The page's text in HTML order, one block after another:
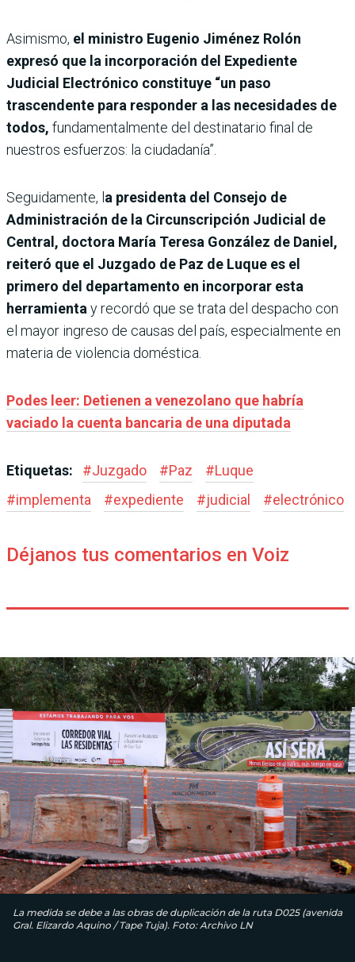
Asimismo, el ministro Eugenio Jiménez Rolón
expresó que la incorporación del Expediente
Judicial Electrónico constituye “un paso
trascendente para responder a las necesidades de
todos, fundamentalmente del destinatario final de
nuestros esfuerzos: la ciudadanía”.
Seguidamente, la presidenta del Consejo de
Administración de la Circunscripción Judicial de
Central, doctora María Teresa González de Daniel,
reiteró que el Juzgado de Paz de Luque es el
primero del departamento en incorporar esta
herramienta y recordó que se trata del despacho con
el mayor ingreso de causas del país, especialmente en
materia de violencia doméstica.
Podes leer: Detienen a venezolano que habría
vaciado la cuenta bancaria de una diputada
Etiquetas: #Juzgado #Paz #Luque
#implementa #expediente #judicial #electrónico
Déjanos tus comentarios en Voiz
La medida se debe a las obras de duplicación de la ruta D025 (avenida
Gral. Elizardo Aquino / Tape Tuja). Foto: Archivo LN